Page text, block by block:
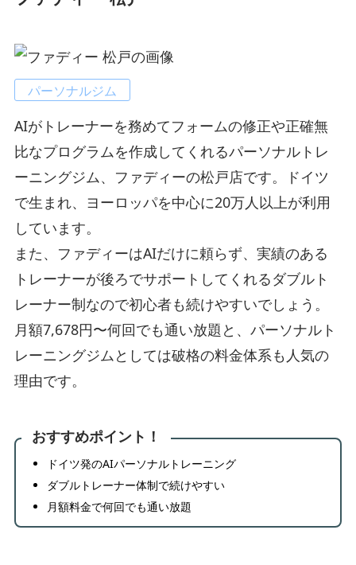
パーソナルジム
AIがトレーナーを務めてフォームの修正や正確無
比なプログラムを作成してくれるパーソナルトレ
ーニングジム、ファディーの松戸店です。ドイツ
で生まれ、ヨーロッパを中心に20万人以上が利用
しています。
また、ファディーはAIだけに頼らず、実績のある
トレーナーが後ろでサポートしてくれるダブルト
レーナー制なので初心者も続けやすいでしょう。
月額7,678円〜何回でも通い放題と、パーソナルト
レーニングジムとしては破格の料金体系も人気の
理由です。
おすすめポイント！
ドイツ発のAIパーソナルトレーニング
ダブルトレーナー体制で続けやすい
月額料金で何回でも通い放題